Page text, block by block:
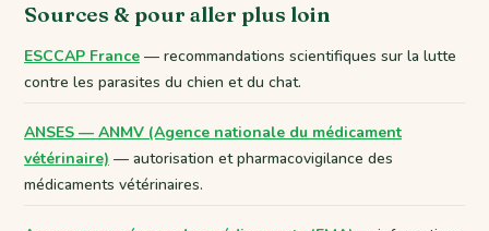
Sources & pour aller plus loin
ESCCAP France — recommandations scientifiques sur la lutte
contre les parasites du chien et du chat.
ANSES — ANMV (Agence nationale du médicament
vétérinaire) — autorisation et pharmacovigilance des
médicaments vétérinaires.